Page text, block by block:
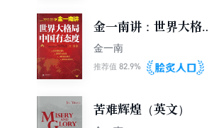
金一南讲：世界大格
局，中国有态度
金一南
推荐值 82.9%
苦难辉煌（英文）